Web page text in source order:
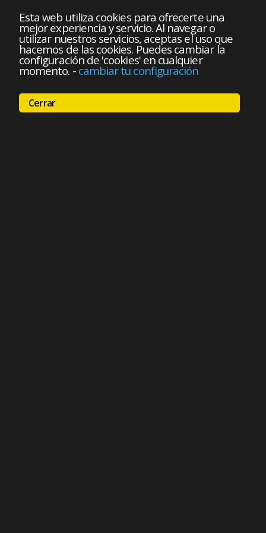
Esta web utiliza cookies para ofrecerte una
mejor experiencia y servicio. Al navegar o
utilizar nuestros servicios, aceptas el uso que
hacemos de las cookies. Puedes cambiar la
configuración de 'cookies' en cualquier
momento. - cambiar tu configuración
Cerrar